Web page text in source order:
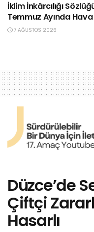
İklim İnkârcılığı
Temmuz Ayında
7 AĞUSTOS 2026
Düzce’de
Çiftçi
Hasarlı